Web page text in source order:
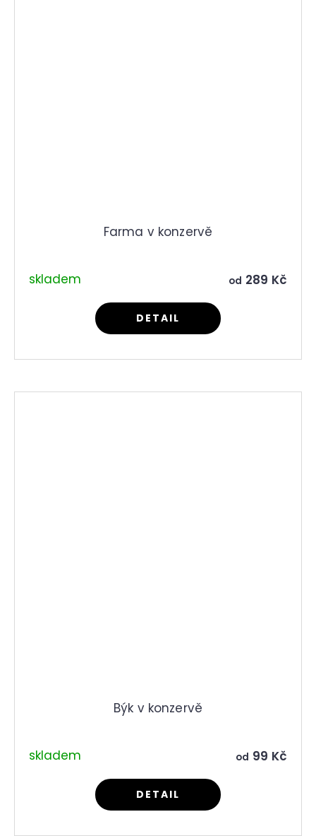
Farma v konzervě
skladem od 289 Kč
DETAIL
Býk v konzervě
skladem od 99 Kč
DETAIL